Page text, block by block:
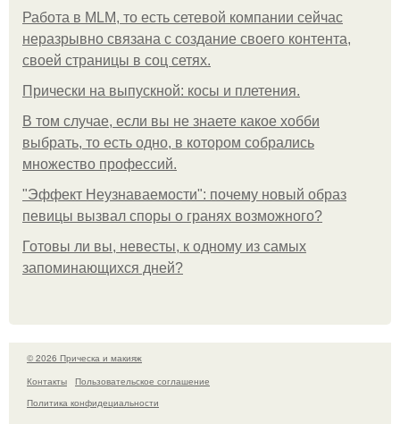
Работа в MLM, то есть сетевой компании сейчас
неразрывно связана с создание своего контента,
своей страницы в соц сетях.
Прически на выпускной: косы и плетения.
В том случае, если вы не знаете какое хобби
выбрать, то есть одно, в котором собрались
множество профессий.
"Эффект Неузнаваемости": почему новый образ
певицы вызвал споры о гранях возможного?
Готовы ли вы, невесты, к одному из самых
запоминающихся дней?
© 2026 Прическа и макияж
Контакты
Пользовательское соглашение
Политика конфидециальности